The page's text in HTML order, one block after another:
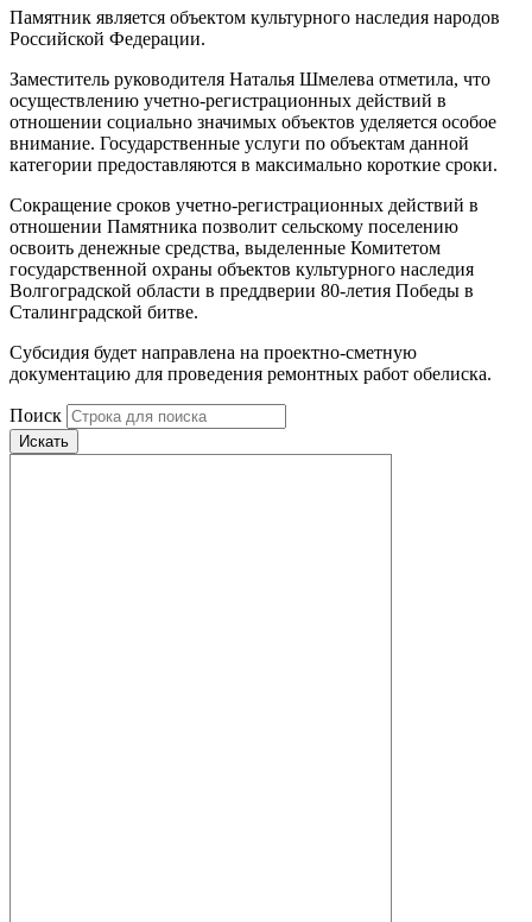
Памятник является объектом культурного наследия народов
Российской Федерации.
Заместитель руководителя Наталья Шмелева отметила, что
осуществлению учетно-регистрационных действий в
отношении социально значимых объектов уделяется особое
внимание. Государственные услуги по объектам данной
категории предоставляются в максимально короткие сроки.
Сокращение сроков учетно-регистрационных действий в
отношении Памятника позволит сельскому поселению
освоить денежные средства, выделенные Комитетом
государственной охраны объектов культурного наследия
Волгоградской области в преддверии 80-летия Победы в
Сталинградской битве.
Субсидия будет направлена на проектно-сметную
документацию для проведения ремонтных работ обелиска.
Поиск
Искать